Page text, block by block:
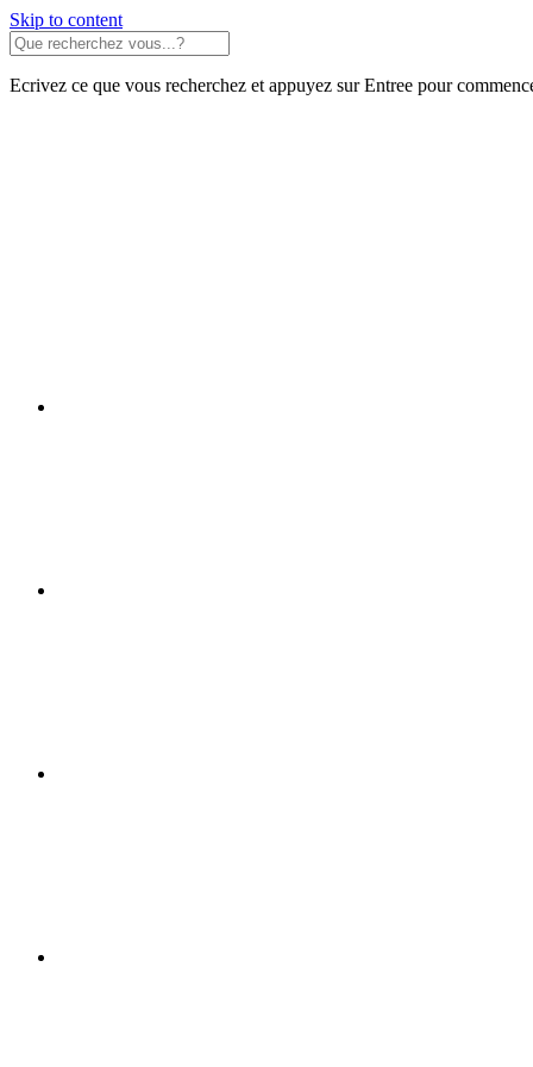
Skip to content
Ecrivez ce que vous recherchez et appuyez sur Entree pour